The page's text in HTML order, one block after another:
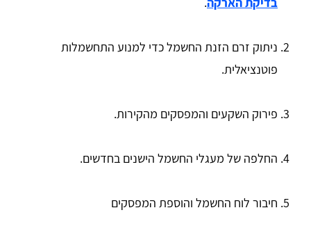
ניתוק זרם הזנת החשמל כדי למנוע התחשמלות
פוטנציאלית.
פירוק השקעים והמפסקים מהקירות.
החלפה של מעגלי החשמל הישנים בחדשים.
חיבור לוח החשמל והוספת המפסקים